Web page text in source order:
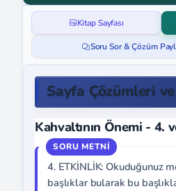
Kitap Sayfası
Soru Sor & Çözüm
Sayfa Çözümleri
Kahvaltının Önemi - 4.
4. ETKİNLİK: Okuduğunuz
başlıklar bularak bu